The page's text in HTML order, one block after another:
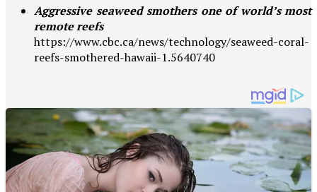
Aggressive seaweed smothers one of world’s most
remote reefs
https://www.cbc.ca/news/technology/seaweed-coral-
reefs-smothered-hawaii-1.5640740